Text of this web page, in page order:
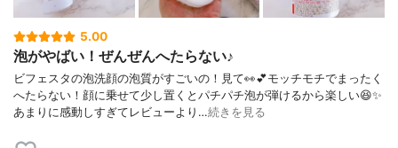
5.00
泡がやばい！ぜんぜんへたらない♪
ビフェスタの泡洗顔の泡質がすごいの！見て👀💕モッチモチでまったく
へたらない！顔に乗せて少し置くとパチパチ泡が弾けるから楽しい😆✨
あまりに感動しすぎてレビューより…続きを見る